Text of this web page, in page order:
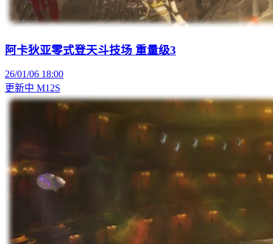
阿卡狄亚零式登天斗技场 重量级3
26/01/06 18:00
更新中 M12S